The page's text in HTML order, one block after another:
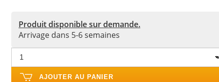
Produit disponible sur demande.
Arrivage dans 5-6 semaines
AJOUTER AU PANIER